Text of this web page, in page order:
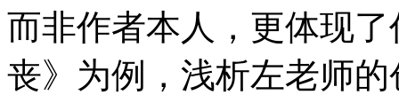
而非作者本人，更体现
丧》为例，浅析左老师